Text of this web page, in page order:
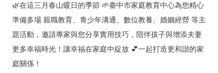
🌿在這三月春山暖日的季節 🌱臺中市家庭教育中心為您精心
準備多場 親職教育、青少年溝通、數位教養、婚姻經營 等主
題活動，邀請專家與您分享實用技巧，陪伴孩子與增添夫妻
更多幸福時光！讓幸福在家庭中綻放 💕一起打造更和諧的家
庭關係！